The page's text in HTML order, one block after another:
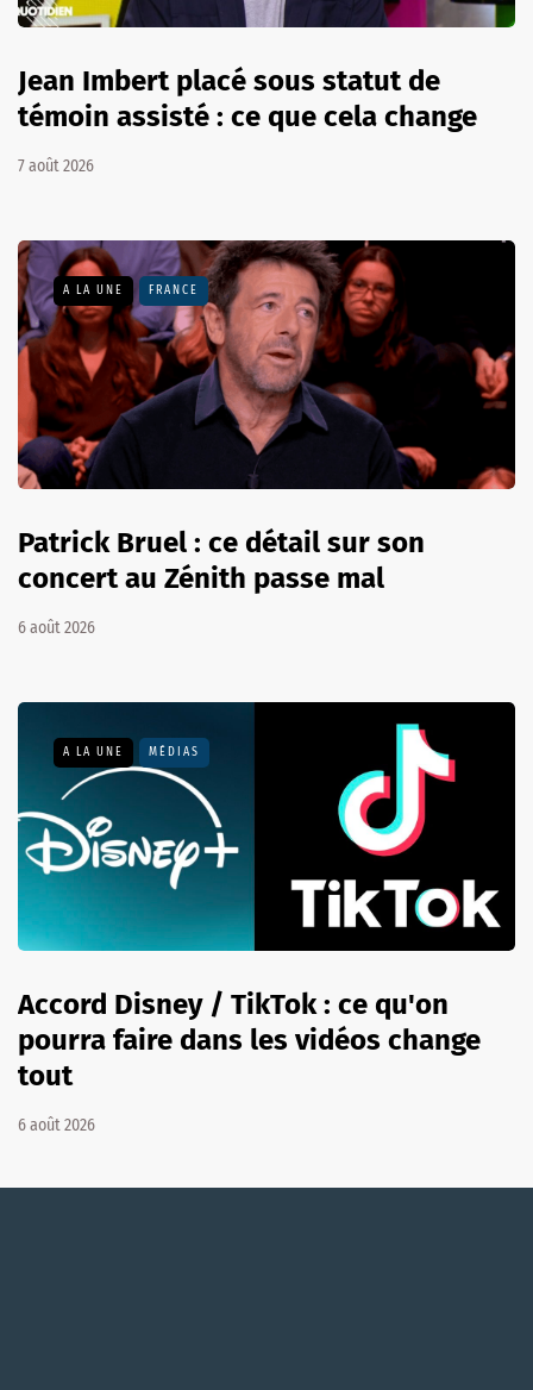
Jean Imbert placé sous statut de
témoin assisté : ce que cela change
7 août 2026
A LA UNE FRANCE
Patrick Bruel : ce détail sur son
concert au Zénith passe mal
6 août 2026
A LA UNE MÉDIAS
Accord Disney / TikTok : ce qu'on
pourra faire dans les vidéos change
tout
6 août 2026